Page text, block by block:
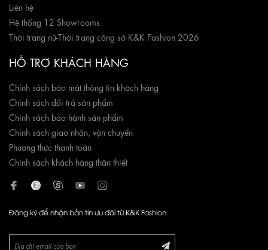
Liên hệ
Hệ thống 12 Showrooms
Thời trang nữ-Thời trang công sở K&K Fashion 2026
HỖ TRỢ KHÁCH HÀNG
Chính sách bảo mật thông tin khách hàng
Chính sách đổi trả sản phẩm
Chính sách bảo hành sản phẩm
Chính sách giao nhận, vận chuyển
Phương thức thanh toán
Chính sách khách hàng thân thiết
Đăng ký để nhận bản tin ưu đãi từ K&K Fashion